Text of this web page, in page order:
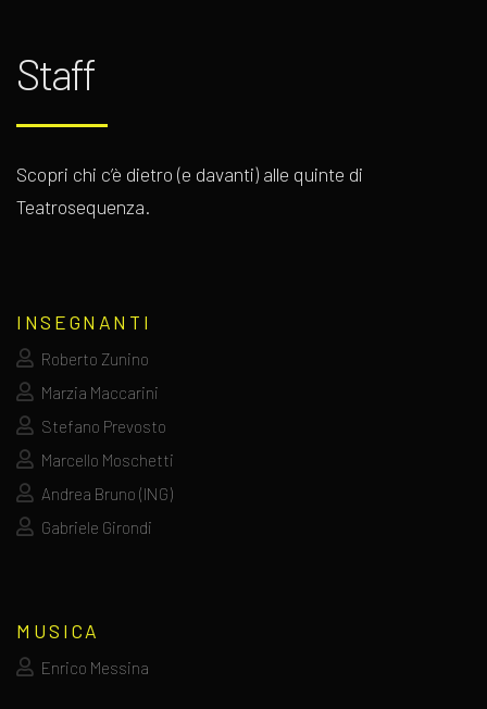
Staff
Scopri chi c’è dietro (e davanti) alle quinte di
Teatrosequenza.
INSEGNANTI
Roberto Zunino
Marzia Maccarini
Stefano Prevosto
Marcello Moschetti
Andrea Bruno (ING)
Gabriele Girondi
MUSICA
Enrico Messina